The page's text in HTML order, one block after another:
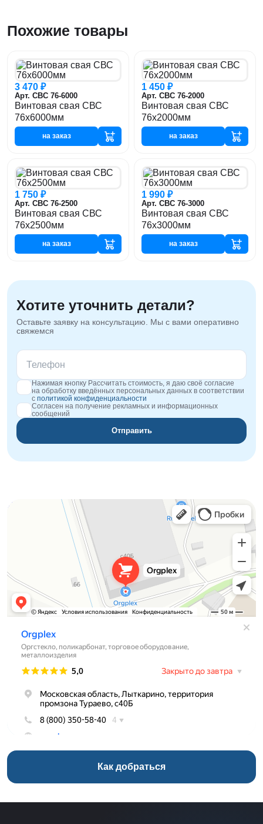
Похожие товары
3 470 ₽
Арт. СВС 76-6000
Винтовая свая СВС
76х6000мм
на заказ
1 450 ₽
Арт. СВС 76-2000
Винтовая свая СВС
76х2000мм
на заказ
1 750 ₽
Арт. СВС 76-2500
Винтовая свая СВС
76х2500мм
на заказ
1 990 ₽
Арт. СВС 76-3000
Винтовая свая СВС
76х3000мм
на заказ
Хотите уточнить детали?
Оставьте заявку на консультацию. Мы с вами оперативно
свяжемся
Нажимая кнопку Рассчитать стоимость, я даю своё согласие
на обработку введённых персональных данных в соответствии
с политикой конфиденциальности
Согласен на получение рекламных и информационных
сообщений
Отправить
Orgplex
Оргстекло, поликарбонат в Лыткарине
Торговое оборудование в Лыткарине
Как добраться